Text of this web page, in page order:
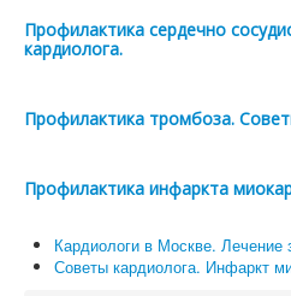
Профилактика сердечно
кардиолога.
Профилактика тромбоза.
Профилактика инфаркта
Кардиологи в Москве. Лечение
Советы кардиолога. Инфаркт